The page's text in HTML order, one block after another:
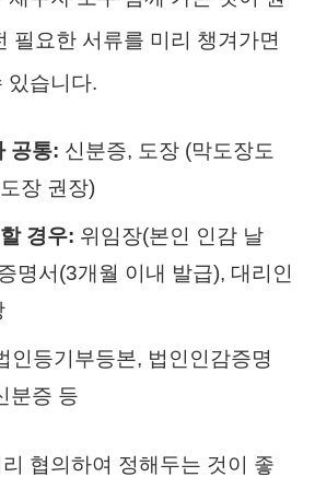
필요한 서류를 미리 챙겨가면
있습니다.
공통: 신분증, 도장 (막도장도
장 권장)
경우: 위임장(본인 인감 날
명서(3개월 이내 발급), 대리인
인등기부등본, 법인인감증명
분증 등
협의하여 정해두는 것이 좋